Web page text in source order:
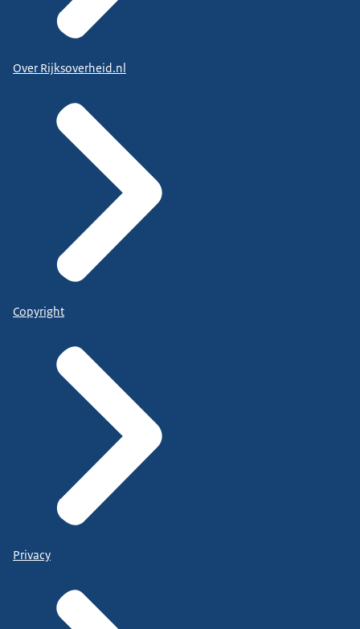
Over Rijksoverheid.nl
Copyright
Privacy